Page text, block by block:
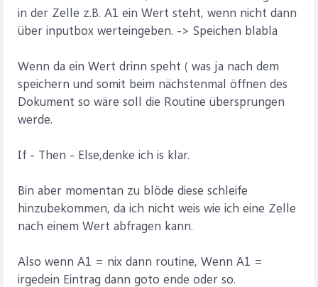
in der Zelle z.B. A1 ein Wert steht, wenn nicht dann
über inputbox werteingeben. -> Speichen blabla
Wenn da ein Wert drinn speht ( was ja nach dem
speichern und somit beim nächstenmal öffnen des
Dokument so wäre soll die Routine übersprungen
werde.
If - Then - Else,denke ich is klar.
Bin aber momentan zu blöde diese schleife
hinzubekommen, da ich nicht weis wie ich eine Zelle
nach einem Wert abfragen kann.
Also wenn A1 = nix dann routine, Wenn A1 =
irgedein Eintrag dann goto ende oder so.